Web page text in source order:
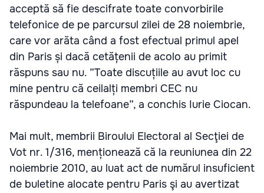
acceptă să fie descifrate toate convorbirile
telefonice de pe parcursul zilei de 28 noiembrie,
care vor arăta când a fost efectual primul apel
din Paris și dacă cetățenii de acolo au primit
răspuns sau nu. ”Toate discuțiile au avut loc cu
mine pentru că ceilalți membri CEC nu
răspundeau la telefoane”, a conchis Iurie Ciocan.
Mai mult, membrii Biroului Electoral al Secţiei de
Vot nr. 1/316, menționează că la reuniunea din 22
noiembrie 2010, au luat act de numărul insuficient
de buletine alocate pentru Paris şi au avertizat